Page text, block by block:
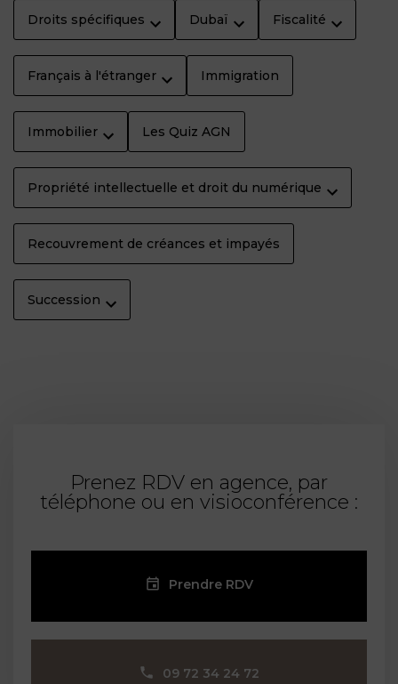
Droits spécifiques Dubaï Fiscalité
Français à l'étranger Immigration
Immobilier Les Quiz AGN
Propriété intellectuelle et droit du numérique
Recouvrement de créances et impayés
Succession
Prenez RDV en agence, par
téléphone ou en visioconférence :
Prendre RDV
09 72 34 24 72